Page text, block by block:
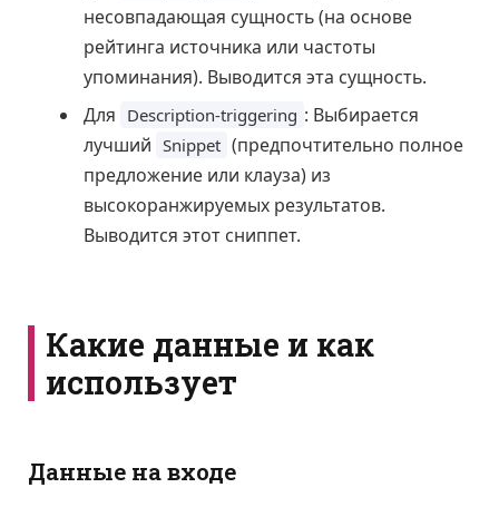
несовпадающая сущность (на основе
рейтинга источника или частоты
упоминания). Выводится эта сущность.
Для Description-triggering : Выбирается
лучший Snippet (предпочтительно полное
предложение или клауза) из
высокоранжируемых результатов.
Выводится этот сниппет.
Какие данные и как
использует
Данные на входе